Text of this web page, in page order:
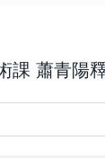
課 蕭青陽